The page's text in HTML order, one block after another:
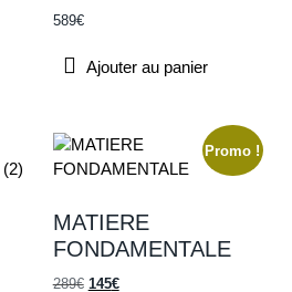
589€
Ajouter au panier
Promo !
MATIERE
FONDAMENTALE
289€ 145€